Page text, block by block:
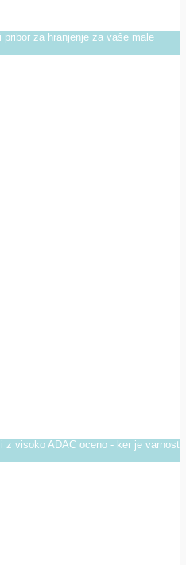
za hranjenje za vaše male
z visoko ADAC oceno - ker je varnost